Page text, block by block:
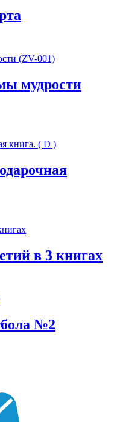
мудрости
в 3 книгах
№2